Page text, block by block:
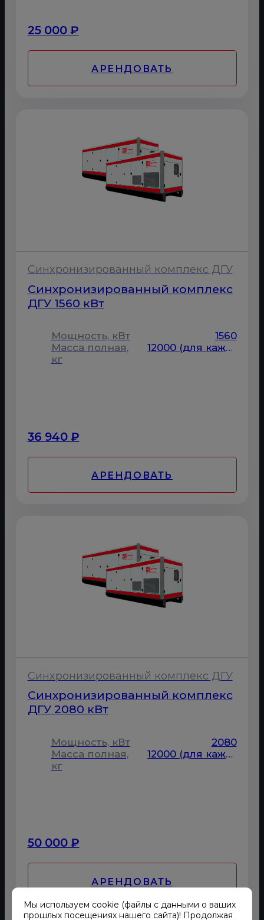
25 000 ₽
АРЕНДОВАТЬ
Синхронизированный комплекс ДГУ
Синхронизированный комплекс
ДГУ 1560 кВт
Мощность, кВт
1560
Масса полная,
кг
12000 (для каждой ДГУ)
36 940 ₽
АРЕНДОВАТЬ
Синхронизированный комплекс ДГУ
Синхронизированный комплекс
ДГУ 2080 кВт
Мощность, кВт
2080
Масса полная,
кг
12000 (для каждой ДГУ)
50 000 ₽
АРЕНДОВАТЬ
Мы используем cookie (файлы с данными о ваших
прошлых посещениях нашего сайта)! Продолжая